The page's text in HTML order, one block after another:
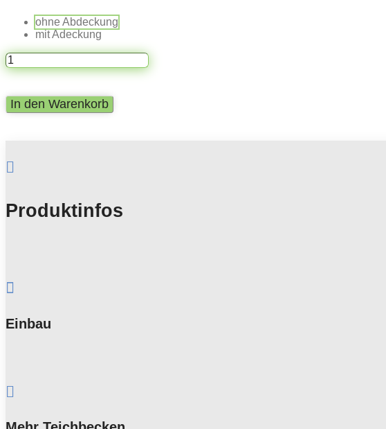
ohne Abdeckung
mit Adeckung
GFK
Teichbecken
|
1650
Menge
In den Warenkorb

Produktinfos

Einbau
